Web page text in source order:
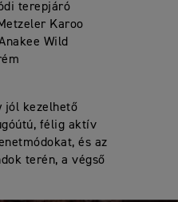
terepjáró
Karoo
Wild
jól kezelhető
félig aktív
és az
terén, a végső